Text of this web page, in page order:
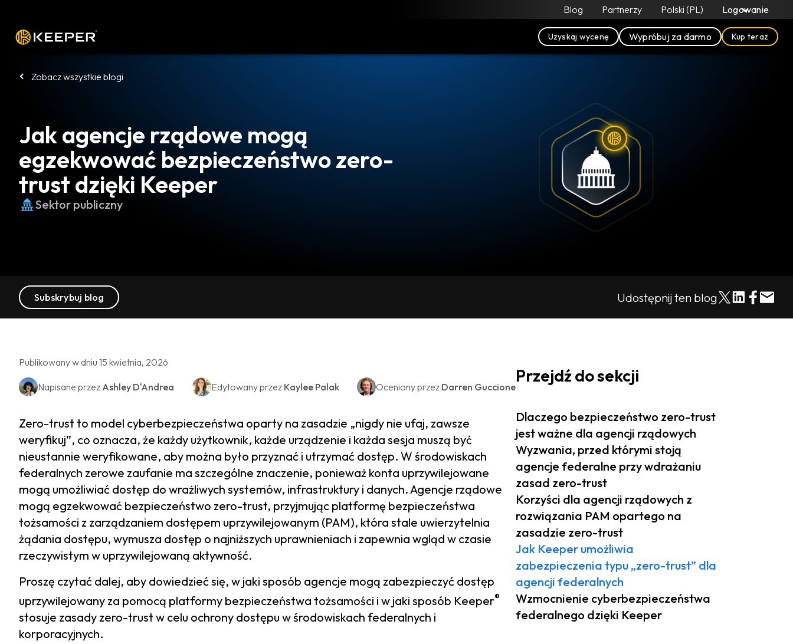
Blog Partnerzy Polski (PL) Logowanie
Uzyskaj wycenę Wypróbuj za darmo Kup teraz
Zobacz wszystkie blogi
Jak agencje rządowe mogą
egzekwować bezpieczeństwo zero-
trust dzięki Keeper
Sektor publiczny
Subskrybuj blog Udostępnij ten blog
Publikowany w dniu 15 kwietnia, 2026
Napisane przez Ashley D'Andrea Edytowany przez Kaylee Palak Oceniony przez Darren Guccione
Zero-trust to model cyberbezpieczeństwa oparty na zasadzie „nigdy nie ufaj, zawsze
weryfikuj”, co oznacza, że każdy użytkownik, każde urządzenie i każda sesja muszą być
nieustannie weryfikowane, aby można było przyznać i utrzymać dostęp. W środowiskach
federalnych zerowe zaufanie ma szczególne znaczenie, ponieważ konta uprzywilejowane
mogą umożliwiać dostęp do wrażliwych systemów, infrastruktury i danych. Agencje rządowe
mogą egzekwować bezpieczeństwo zero-trust, przyjmując platformę bezpieczeństwa
tożsamości z zarządzaniem dostępem uprzywilejowanym (PAM), która stale uwierzytelnia
żądania dostępu, wymusza dostęp o najniższych uprawnieniach i zapewnia wgląd w czasie
rzeczywistym w uprzywilejowaną aktywność.
Proszę czytać dalej, aby dowiedzieć się, w jaki sposób agencje mogą zabezpieczyć dostęp
uprzywilejowany za pomocą platformy bezpieczeństwa tożsamości i w jaki sposób Keeper®
stosuje zasady zero-trust w celu ochrony dostępu w środowiskach federalnych i
korporacyjnych.
Przejdź do sekcji
Dlaczego bezpieczeństwo zero-trust
jest ważne dla agencji rządowych
Wyzwania, przed którymi stoją
agencje federalne przy wdrażaniu
zasad zero-trust
Korzyści dla agencji rządowych z
rozwiązania PAM opartego na
zasadzie zero-trust
Jak Keeper umożliwia
zabezpieczenia typu „zero-trust” dla
agencji federalnych
Wzmocnienie cyberbezpieczeństwa
federalnego dzięki Keeper